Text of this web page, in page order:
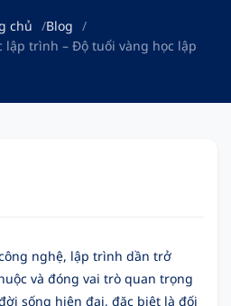
chủ
Blog
lập trình – Độ tuổi vàng học lập
nghệ, lập trình dần trở
và đóng vai trò quan trọng
sống hiện đại, đặc biệt là đối